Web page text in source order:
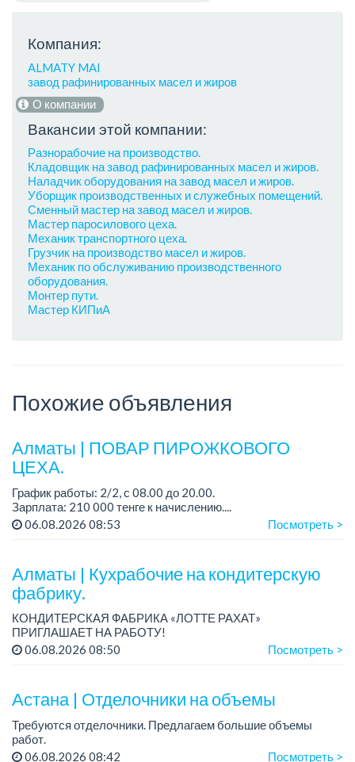
Компания:
ALMATY MAI
завод рафинированных масел и жиров
О компании
Вакансии этой компании:
Разнорабочие на производство.
Кладовщик на завод рафинированных масел и жиров.
Наладчик оборудования на завод масел и жиров.
Уборщик производственных и служебных помещений.
Сменный мастер на завод масел и жиров.
Мастер паросилового цеха.
Механик транспортного цеха.
Грузчик на производство масел и жиров.
Механик по обслуживанию производственного
оборудования.
Монтер пути.
Мастер КИПиА
Похожие объявления
Алматы | ПОВАР ПИРОЖКОВОГО
ЦЕХА.
График работы: 2/2, с 08.00 до 20.00.
Зарплата: 210 000 тенге к начислению....
06.08.2026 08:53
Посмотреть >
Алматы | Кухрабочие на кондитерскую
фабрику.
КОНДИТЕРСКАЯ ФАБРИКА «ЛОТТЕ РАХАТ»
ПРИГЛАШАЕТ НА РАБОТУ!
Зарплата: от 120 000 до 180 000 тенге.
06.08.2026 08:50 Посмотреть >
Астана | Отделочники на объемы
Требуются отделочники. Предлагаем большие объемы
работ.
06.08.2026 08:42 Посмотреть >